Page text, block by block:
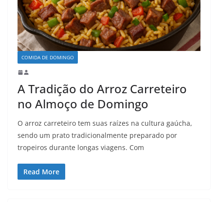
COMIDA DE DOMINGO
A Tradição do Arroz Carreteiro
no Almoço de Domingo
O arroz carreteiro tem suas raízes na cultura gaúcha,
sendo um prato tradicionalmente preparado por
tropeiros durante longas viagens. Com
Read More